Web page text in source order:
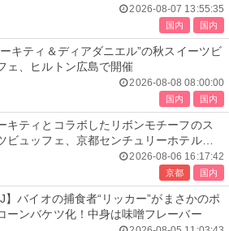
2026-08-07 13:55:35
国内 国内
キティ＆ディアダニエル”の秋スイーツビ
ェ、ヒルトン広島で開催
2026-08-08 08:00:00
国内 国内
キティとコラボしたリボンモチーフのス
ビュッフェ、京都センチュリーホテルで
2026-08-06 16:17:42
京都 国内
】バイオの捕食者“リッカー”がまさかのポ
ーンバケツ化！中身は味噌フレーバー